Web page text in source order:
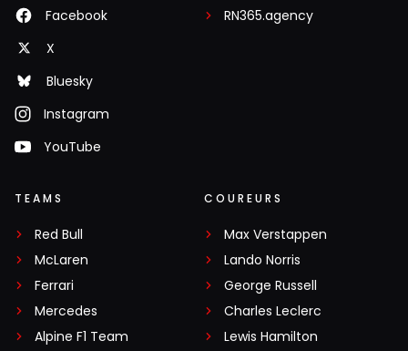
Facebook
X
Bluesky
Instagram
YouTube
RN365.agency
TEAMS
Red Bull
McLaren
Ferrari
Mercedes
Alpine F1 Team
COUREURS
Max Verstappen
Lando Norris
George Russell
Charles Leclerc
Lewis Hamilton